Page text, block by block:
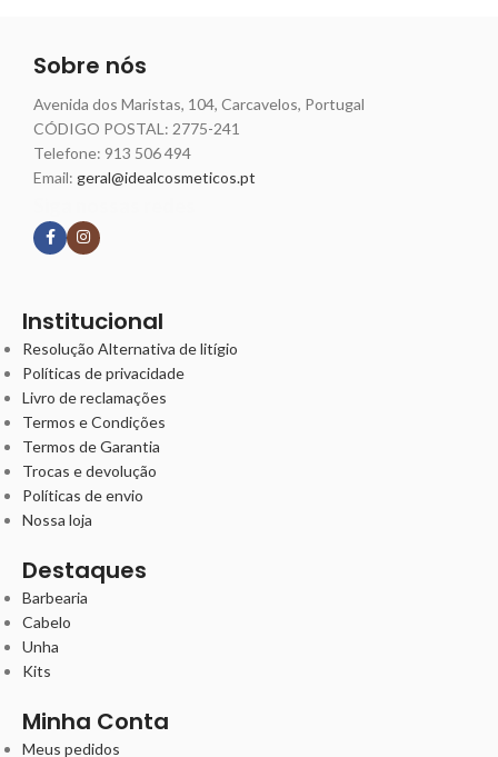
Sobre nós
Avenida dos Maristas, 104, Carcavelos, Portugal
CÓDIGO POSTAL: 2775-241
Telefone: 913 506 494
Email: geral@idealcosmeticos.pt
Institucional
Resolução Alternativa de litígio
Políticas de privacidade
Livro de reclamações
Termos e Condições
Termos de Garantia
Trocas e devolução
Políticas de envio
Nossa loja
Destaques
Barbearia
Cabelo
Unha
Kits
Minha Conta
Meus pedidos